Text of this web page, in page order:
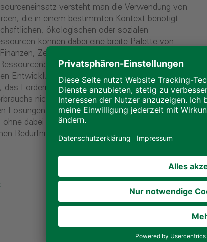
versteht man die Verwendung von
die in einem bestimmten Kontext benötigt
ökologischen oder sozialen
können dabei eine breite Palette von
Zeit, Wissen und anderen Faktoren
ist ein zentrales Thema im
Entwicklung. Dies beinhaltet das Optimieren von
das Fördern von Recycling und Wiederverwertung,
nicht erneuerbarer Ressourcen und die
Lösungen. Die Idee dabei, die Bedürfnisse der
dabei zu gefährden, dass zukünftige
Bedürfnisse ebenfalls decken können.